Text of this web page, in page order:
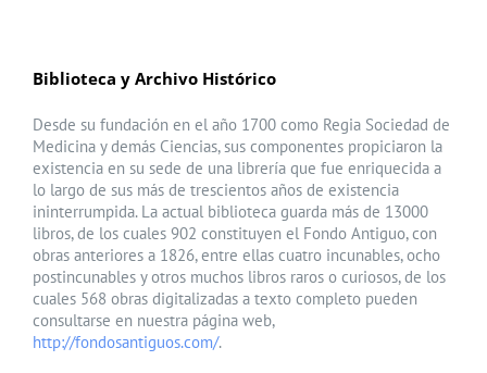
Biblioteca y Archivo Histórico
Desde su fundación en el año 1700 como Regia Sociedad de
Medicina y demás Ciencias, sus componentes propiciaron la
existencia en su sede de una librería que fue enriquecida a
lo largo de sus más de trescientos años de existencia
ininterrumpida. La actual biblioteca guarda más de 13000
libros, de los cuales 902 constituyen el Fondo Antiguo, con
obras anteriores a 1826, entre ellas cuatro incunables, ocho
postincunables y otros muchos libros raros o curiosos, de los
cuales 568 obras digitalizadas a texto completo pueden
consultarse en nuestra página web,
http://fondosantiguos.com/.